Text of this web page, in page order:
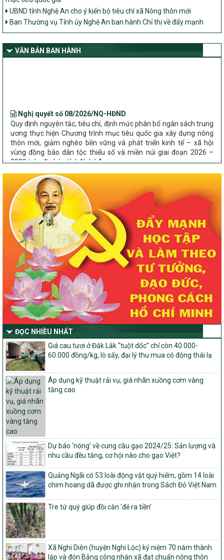
UBND tỉnh Nghệ An cho ý kiến bộ tiêu chí xã Nông thôn mới
Ban Thường vụ Tỉnh ủy Nghệ An ban hành Chỉ thị về đẩy mạnh
thực hiện Chương trình mục tiêu quốc gia xây dựng nông thôn mới,
giảm nghèo bền vững và phát triển kinh tế – xã hội vùng đồng bào
dân tộc thiểu số và miền núi giai đoạn 2026 – 2030 trên địa bàn tỉnh
Nghệ An
VĂN BẢN BAN HÀNH
Quy định nguyên tắc, tiêu chí, định mức phân bổ ngân sách trung
ương thực hiện Chương trình mục tiêu quốc gia xây dựng nông
thôn mới, giảm nghèo bền vững và phát triển kinh tế – xã hội
vùng đồng bào dân tộc thiểu số và miền núi giai đoạn 2026 –
2030 trên địa bàn tỉnh Nghệ An
Chỉ Thị số 22-CT/TU
về đẩy mạnh thực hiện Chương trình mục tiêu quốc gia xây dựng
nông thôn mới, giảm nghèo bền vững và phát triển kinh tế – xã
hội vùng đồng bào dân tộc thiểu số và miền núi giai đoạn 2026 –
2030 trên địa bàn tỉnh Nghệ An
Quyết định số 2490/QĐ-UBND
Về việc thành lập Ban Chỉ đạo Chương trình mục tiều quốc gia xây
dựng nông thôn mới, giảm nghèo bền vững và phát triển kinh tế –
xã hội vùng đồng bào dân tộc thiểu số và miền núi giai đoạn 2026
-2030 tỉnh Nghệ An
Thông tư Số 23/2026/TT-BNNMT
Thông tư Hướng dẫn thực hiện một số nội dung Chương trình
mục tiêu quốc gia xây dựng nông thôn mới, giảm nghèo bền
vững và phát triển kinh tế – xã hội vùng đồng bào dân tộc thiểu
số và miền núi giai đoạn 2026-2030 thuộc phạm vi quản lý nhà
nước của Bộ Nông nghiệp và Môi trường
Quyết định số: 26/2026/QĐ-TTg
Quyết định ban hành Bộ tiêu chí và quy trình đánh giá, phân hạng
sản phẩm Mỗi xã một sản phẩm
số: 19/2026/QĐ-TTg
Quy định điều kiện, trình tự, thủ tục, hồ sơ xét, công nhận, công bố
và thu hồi quyết định công nhận xã đạt chuẩn nông thôn mới, xã
đạt nông thôn mới hiện đại và tỉnh, thành phố hoàn thành nhiệm
vụ xây dựng nông thôn mới giai đoạn 2026 – 2030
Quyết định số 16/2026/QĐ-TTg
Quy định nguyên tắc, tiêu chí, định mức phân bổ ngân sách trung
ương và tỉ lệ vốn đối ứng ngân sách của địa phương thực hiện
Chương trình mục tiêu quốc gia xây dựng nông thôn mới, giảm
nghèo bền vững và phát triển kinh tế – xã hội vùng đồng bào dân
tộc thiểu số và miền núi giai đoạn 2026 – 2030
1451/QĐ-UBND
Phê duyệt danh sách các xã thuộc nhóm 1, nhóm 2, nhóm 3
trong xây dựng nông thôn mới giai đoạn 2026-2030 trên địa bàn
tỉnh Nghệ An
103/PTNT-NTM
Về việc đăng ký thực hiện Dự án liên kết theo chuỗi giá trị thuộc
Dự án 2 – Chương trình Mục tiêu quốc gia Giảm nghèo bền vững
ĐỌC NHIỀU NHẤT
Giá cau tươi ở Đắk Lắk “tuột dốc” chỉ còn 40.000-
60.000 đồng/kg, lò sấy, đại lý thu mua có động thái lạ
Áp dụng kỹ thuật rải vụ, giá nhãn xuồng cơm vàng
tăng cao
Dự báo ‘nóng’ về cung cầu gạo 2024/25: Sản lượng và
nhu cầu đều tăng, cơ hội nào cho gạo Việt?
Quảng Ngãi có 53 loài động vật quý hiếm, gồm 14 loài
chim hoang dã được ghi nhận trong Sách Đỏ Việt Nam
Tre tứ quý giúp đồi cằn ‘đẻ ra tiền’
Xã Nghi Diên (huyện Nghi Lộc) kỷ niệm 70 năm thành
lập và đón Bằng công nhận xã đạt chuẩn nông thôn